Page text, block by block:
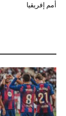
أمم إفريقيا